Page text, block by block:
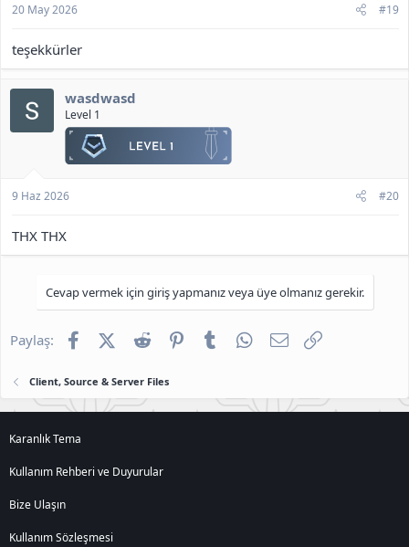
20 May 2026 #19
teşekkürler
wasdwasd
Level 1
9 Haz 2026 #20
THX THX
Cevap vermek için giriş yapmanız veya üye olmanız gerekir.
Paylaş: FacebookX (Twitter)
Reddit PinterestTumblr WhatsApp
E-posta
Client, Source & Server Files
Karanlık Tema
Kullanım Rehberi ve Duyurular
Bize Ulaşın
Kullanım Sözleşmesi